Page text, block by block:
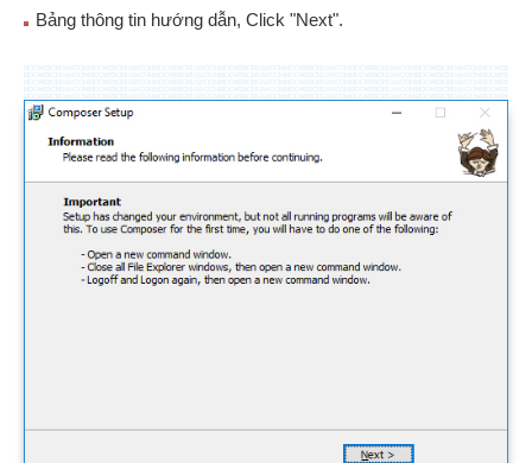
Bảng thông tin hướng dẫn, Click "Next".